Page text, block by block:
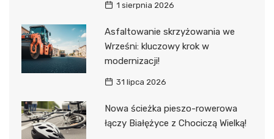
1 sierpnia 2026
Asfaltowanie skrzyżowania we
Wrześni: kluczowy krok w
modernizacji!
31 lipca 2026
Nowa ścieżka pieszo-rowerowa
łączy Białężyce z Chociczą Wielką!